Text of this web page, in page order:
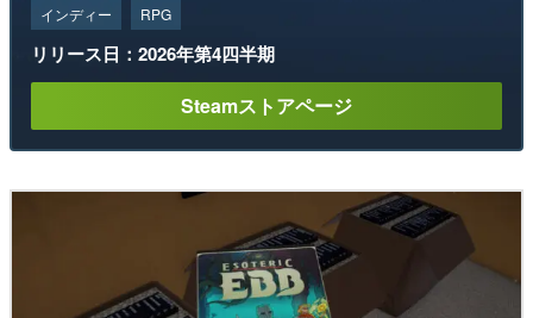
インディー RPG
リリース日：2026年第4四半期
Steamストアページ